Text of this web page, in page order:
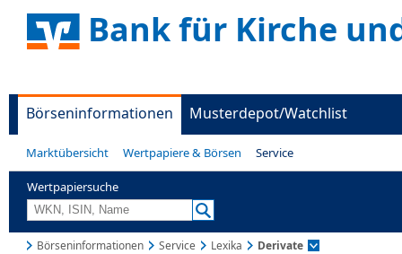
Bank für Kirche
Börseninformationen Musterdepot/Watchlist
Marktübersicht Wertpapiere & Börsen Service
Wertpapiersuche
Börseninformationen Service Lexika Derivate